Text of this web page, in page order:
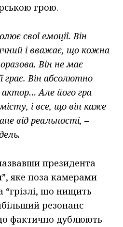
грою.
свої емоції. Він
і вважає, що кожна
Він не має
грає. Він абсолютно
Але його гра
і все, що він каже
від реальності, –
президента
яке поза камерами
“грізлі, що нищить
резонанс
фактично дублюють